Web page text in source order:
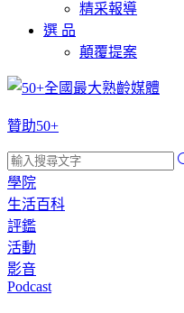
精采報導
選 品
顛覆提案
贊助50+
學院
生活百科
評鑑
活動
影音
Podcast